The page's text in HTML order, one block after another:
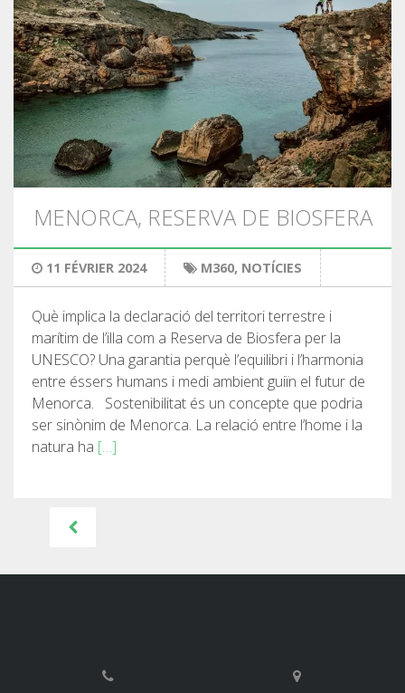
MENORCA, RESERVA DE BIOSFERA
11 FÉVRIER 2024 M360, NOTÍCIES
Què implica la declaració del territori terrestre i
marítim de l’illa com a Reserva de Biosfera per la
UNESCO? Una garantia perquè l’equilibri i l’harmonia
entre éssers humans i medi ambient guiïn el futur de
Menorca. Sostenibilitat és un concepte que podria
ser sinònim de Menorca. La relació entre l’home i la
natura ha […]
Navigation
des